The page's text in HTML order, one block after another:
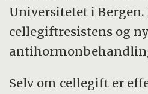
Universitetet i
cellegiftresistens og
Selv om cellegift er